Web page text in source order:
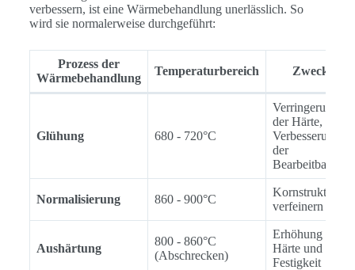
verbessern, ist eine Wärmebehandlung unerlässlich. So
wird sie normalerweise durchgeführt:
Prozess der
Wärmebehandlung
Temperaturbereich Zweck
Glühung 680 - 720°C
Verringerung
der Härte,
Verbesserung
der
Bearbeitbarkeit
Normalisierung 860 - 900°C
Kornstruktur
verfeinern
Aushärtung
800 - 860°C
(Abschrecken)
Erhöhung der
Härte und
Festigkeit